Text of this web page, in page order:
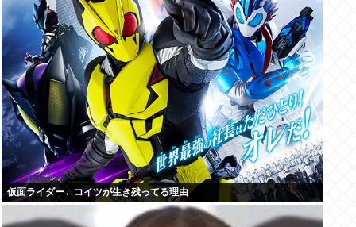
仮面ライダー←コイツが生き残ってる理由